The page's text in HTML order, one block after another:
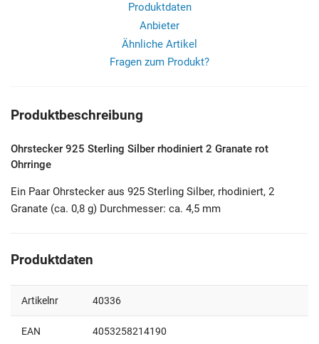
Produktdaten
Anbieter
Ähnliche Artikel
Fragen zum Produkt?
Produktbeschreibung
Ohrstecker 925 Sterling Silber rhodiniert 2 Granate rot
Ohrringe
Ein Paar Ohrstecker aus 925 Sterling Silber, rhodiniert, 2
Granate (ca. 0,8 g) Durchmesser: ca. 4,5 mm
Produktdaten
Artikelnr 40336
EAN 4053258214190